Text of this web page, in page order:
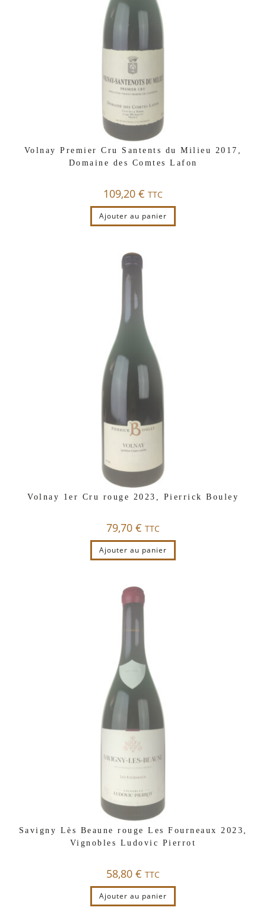
Volnay Premier Cru Santents du Milieu 2017,
Domaine des Comtes Lafon
109,20 € TTC
Ajouter au panier
Volnay 1er Cru rouge 2023, Pierrick Bouley
79,70 € TTC
Ajouter au panier
Savigny Lès Beaune rouge Les Fourneaux 2023,
Vignobles Ludovic Pierrot
58,80 € TTC
Ajouter au panier